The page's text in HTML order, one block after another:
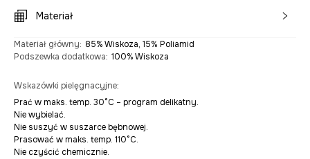
Materiał
Materiał główny: 85% Wiskoza, 15% Poliamid
Podszewka dodatkowa: 100% Wiskoza
Wskazówki pielęgnacyjne:
Prać w maks. temp. 30°C – program delikatny.
Nie wybielać.
Nie suszyć w suszarce bębnowej.
Prasować w maks. temp. 110°C.
Nie czyścić chemicznie.